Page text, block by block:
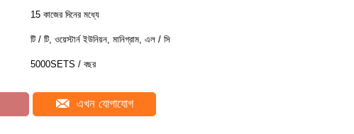
15 কাজের দিনের মধ্যে
টি / টি, ওয়েস্টার্ন ইউনিয়ন, মানিগ্রাম, এল / সি
5000SETS / বছর
এখন যোগাযোগ